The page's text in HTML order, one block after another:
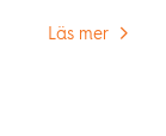
Läs mer